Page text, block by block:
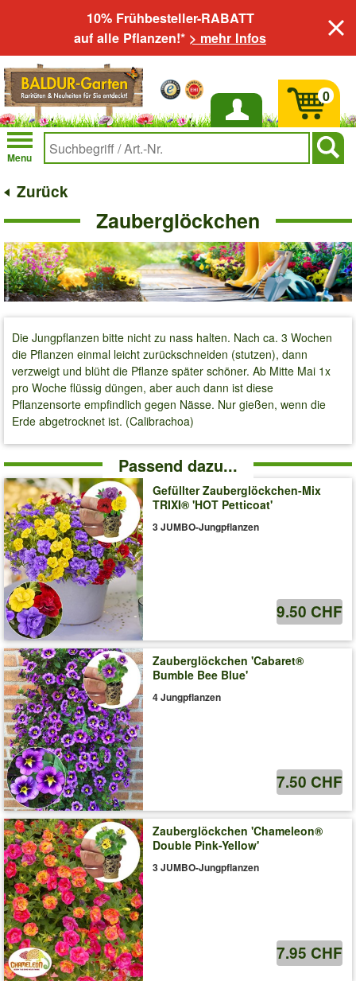
10% Frühbesteller-RABATT
auf alle Pflanzen!* > mehr Infos
Anmelden
Menu
0
Zurück
Zauberglöckchen
Die Jungpflanzen bitte nicht zu nass halten. Nach ca. 3 Wochen
die Pflanzen einmal leicht zurückschneiden (stutzen), dann
verzweigt und blüht die Pflanze später schöner. Ab Mitte Mai 1x
pro Woche flüssig düngen, aber auch dann ist diese
Pflanzensorte empfindlich gegen Nässe. Nur gießen, wenn die
Erde abgetrocknet ist. (Calibrachoa)
Passend dazu...
Gefüllter Zauberglöckchen-Mix
TRIXI® 'HOT Petticoat'
3 JUMBO-Jungpflanzen
9.50 CHF
Zauberglöckchen 'Cabaret®
Bumble Bee Blue'
4 Jungpflanzen
7.50 CHF
Zauberglöckchen 'Chameleon®
Double Pink-Yellow'
3 JUMBO-Jungpflanzen
7.95 CHF